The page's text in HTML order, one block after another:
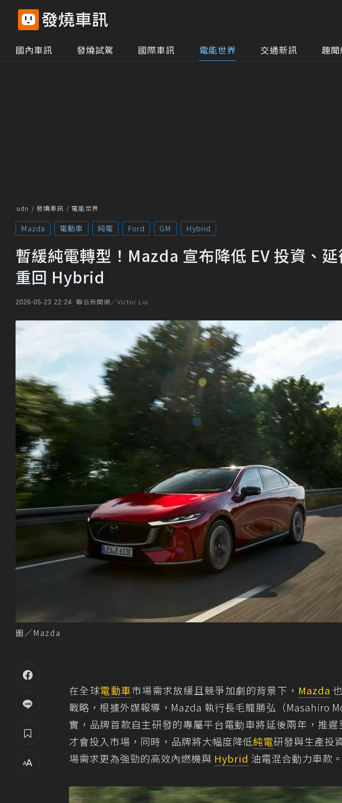
國內車訊 發燒試駕 國際車訊 電能世界 交通新訊 趣
udn 發燒車訊 電能世界
Mazda 電動車 純電 Ford GM Hybrid
暫緩純電轉型！Mazda 宣布降低 EV 投資、
重回 Hybrid
2026-05-23 22:24 聯合新聞網／Victor Liu
圖／Mazda
在全球電動車市場需求放緩且競爭加劇的背景下， Mazda
戰略，根據外媒報導，Mazda 執行長毛籠勝弘（Masahiro
實，品牌首款自主研發的專屬平台電動車將延後兩年，推
才會投入市場，同時，品牌將大幅度降低純電研發與生產投
場需求更為強勁的高效內燃機與 Hybrid 油電混合動力車款。